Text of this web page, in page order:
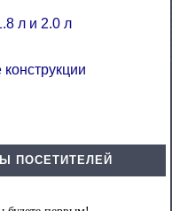
л и 2.0 л
ПОСЕТИТЕЛЕЙ